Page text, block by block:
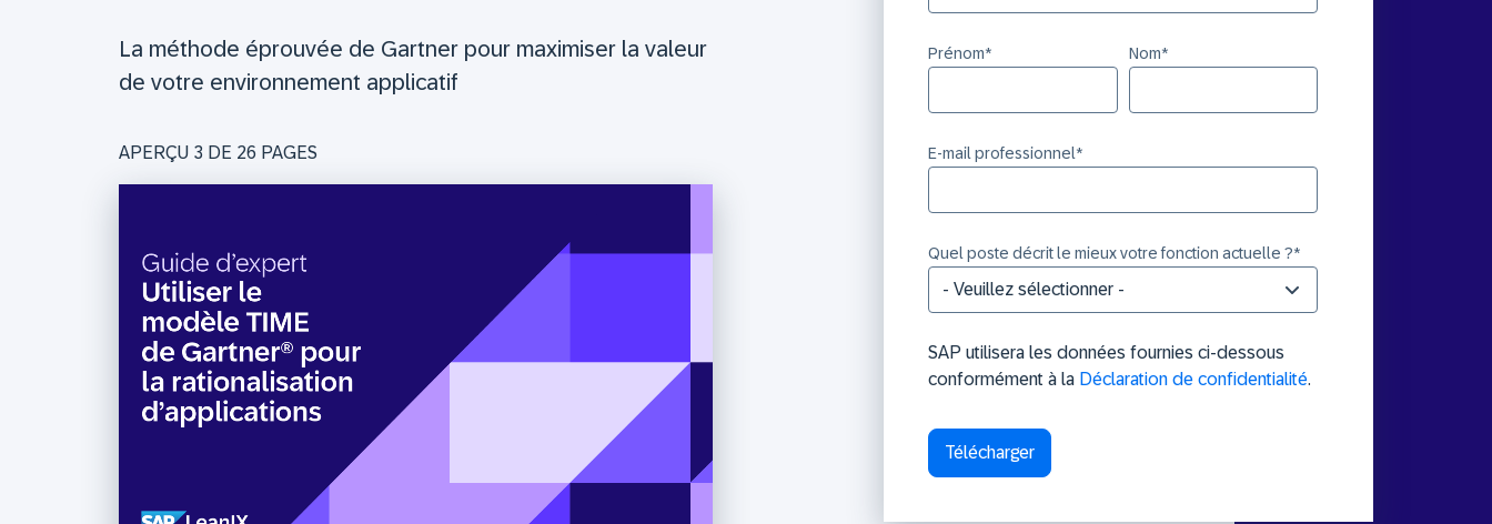
La méthode éprouvée de Gartner pour maximiser la valeur
de votre environnement applicatif
APERÇU 3 DE 26 PAGES
Prénom* Nom*
E-mail professionnel*
Quel poste décrit le mieux votre fonction actuelle ?*
SAP utilisera les données fournies ci-dessous
conformément à la Déclaration de confidentialité.